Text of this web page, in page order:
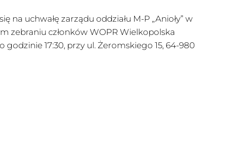
na uchwałę zarządu oddziału M-P „Anioły” w
zebraniu członków WOPR Wielkopolska
17:30, przy ul. Żeromskiego 15, 64-980